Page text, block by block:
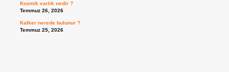
Kozmik varlık nedir ?
Temmuz 26, 2026
Kalker nerede bulunur ?
Temmuz 25, 2026